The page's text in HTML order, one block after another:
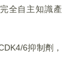
全自主知識產
6抑制劑，